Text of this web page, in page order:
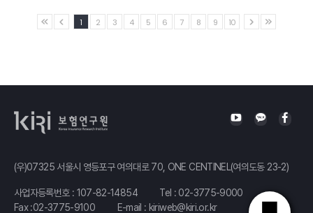
1 2 3 4 5 6 7 8 9 10
(우)07325 서울시 영등포구 여의대로 70, ONE CENTINEL(여의도동 23-2)
사업자등록번호 : 107-82-14854 Tel : 02-3775-9000
Fax :02-3775-9100
E-mail : kiriweb@kiri.or.kr